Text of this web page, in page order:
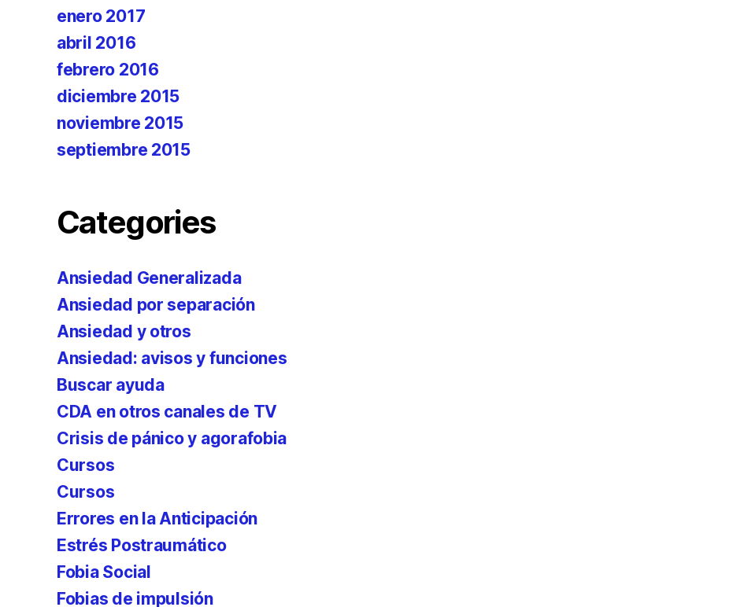
enero 2017
abril 2016
febrero 2016
diciembre 2015
noviembre 2015
septiembre 2015
Categories
Ansiedad Generalizada
Ansiedad por separación
Ansiedad y otros
Ansiedad: avisos y funciones
Buscar ayuda
CDA en otros canales de TV
Crisis de pánico y agorafobia
Cursos
Cursos
Errores en la Anticipación
Estrés Postraumático
Fobia Social
Fobias de impulsión